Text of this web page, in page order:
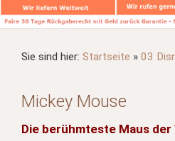
Sie sind hier: Startseite » 03
Mickey Mouse
Die berühmteste Maus